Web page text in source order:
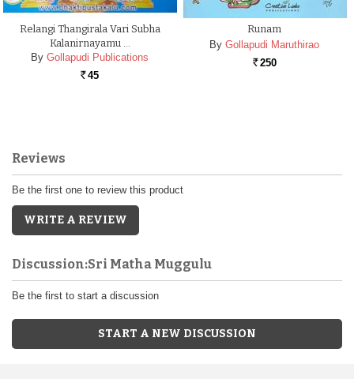
Relangi Thangirala Vari Subha
Kalanirnayamu …
By Gollapudi Publications
Rs. 45
Runam
By Gollapudi Maruthirao
Rs. 250
Reviews
Be the first one to review this product
WRITE A REVIEW
Discussion:Sri Matha Muggulu
Be the first to start a discussion
START A NEW DISCUSSION